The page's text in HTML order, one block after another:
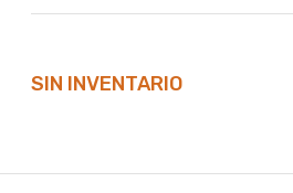
SIN INVENTARIO